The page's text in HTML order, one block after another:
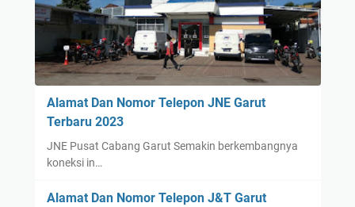
Alamat Dan Nomor Telepon JNE Garut
Terbaru 2023
JNE Pusat Cabang Garut Semakin berkembangnya
koneksi in…
Alamat Dan Nomor Telepon J&T Garut